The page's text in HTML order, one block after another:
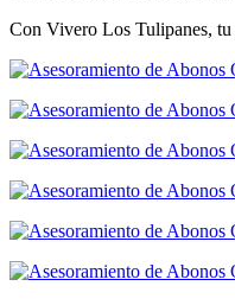
Con Vivero Los Tulipanes,